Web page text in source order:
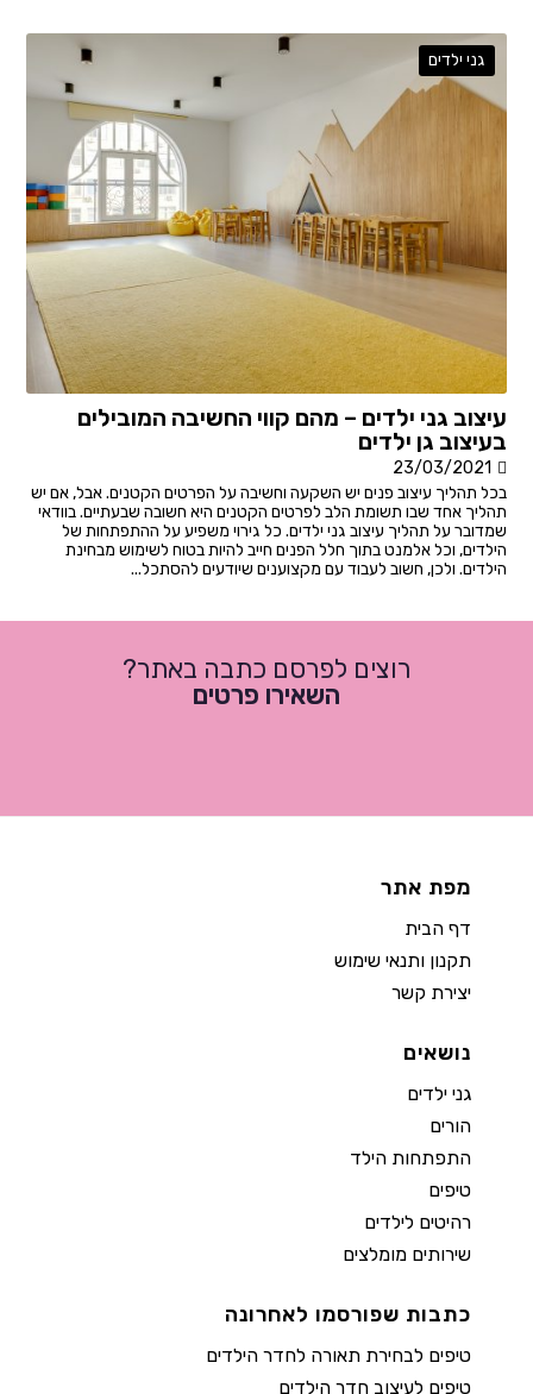
גני ילדים
עיצוב גני ילדים – מהם קווי החשיבה המובילים
בעיצוב גן ילדים
23/03/2021
בכל תהליך עיצוב פנים יש השקעה וחשיבה על הפרטים הקטנים. אבל, אם יש
תהליך אחד שבו תשומת הלב לפרטים הקטנים היא חשובה שבעתיים. בוודאי
שמדובר על תהליך עיצוב גני ילדים. כל גירוי משפיע על ההתפתחות של
הילדים, וכל אלמנט בתוך חלל הפנים חייב להיות בטוח לשימוש מבחינת
הילדים. ולכן, חשוב לעבוד עם מקצוענים שיודעים להסתכל...
רוצים לפרסם כתבה באתר?
השאירו פרטים
מפת אתר
דף הבית
תקנון ותנאי שימוש
יצירת קשר
נושאים
גני ילדים
הורים
התפתחות הילד
טיפים
רהיטים לילדים
שירותים מומלצים
כתבות שפורסמו לאחרונה
טיפים לבחירת תאורה לחדר הילדים
טיפים לעיצוב חדר הילדים